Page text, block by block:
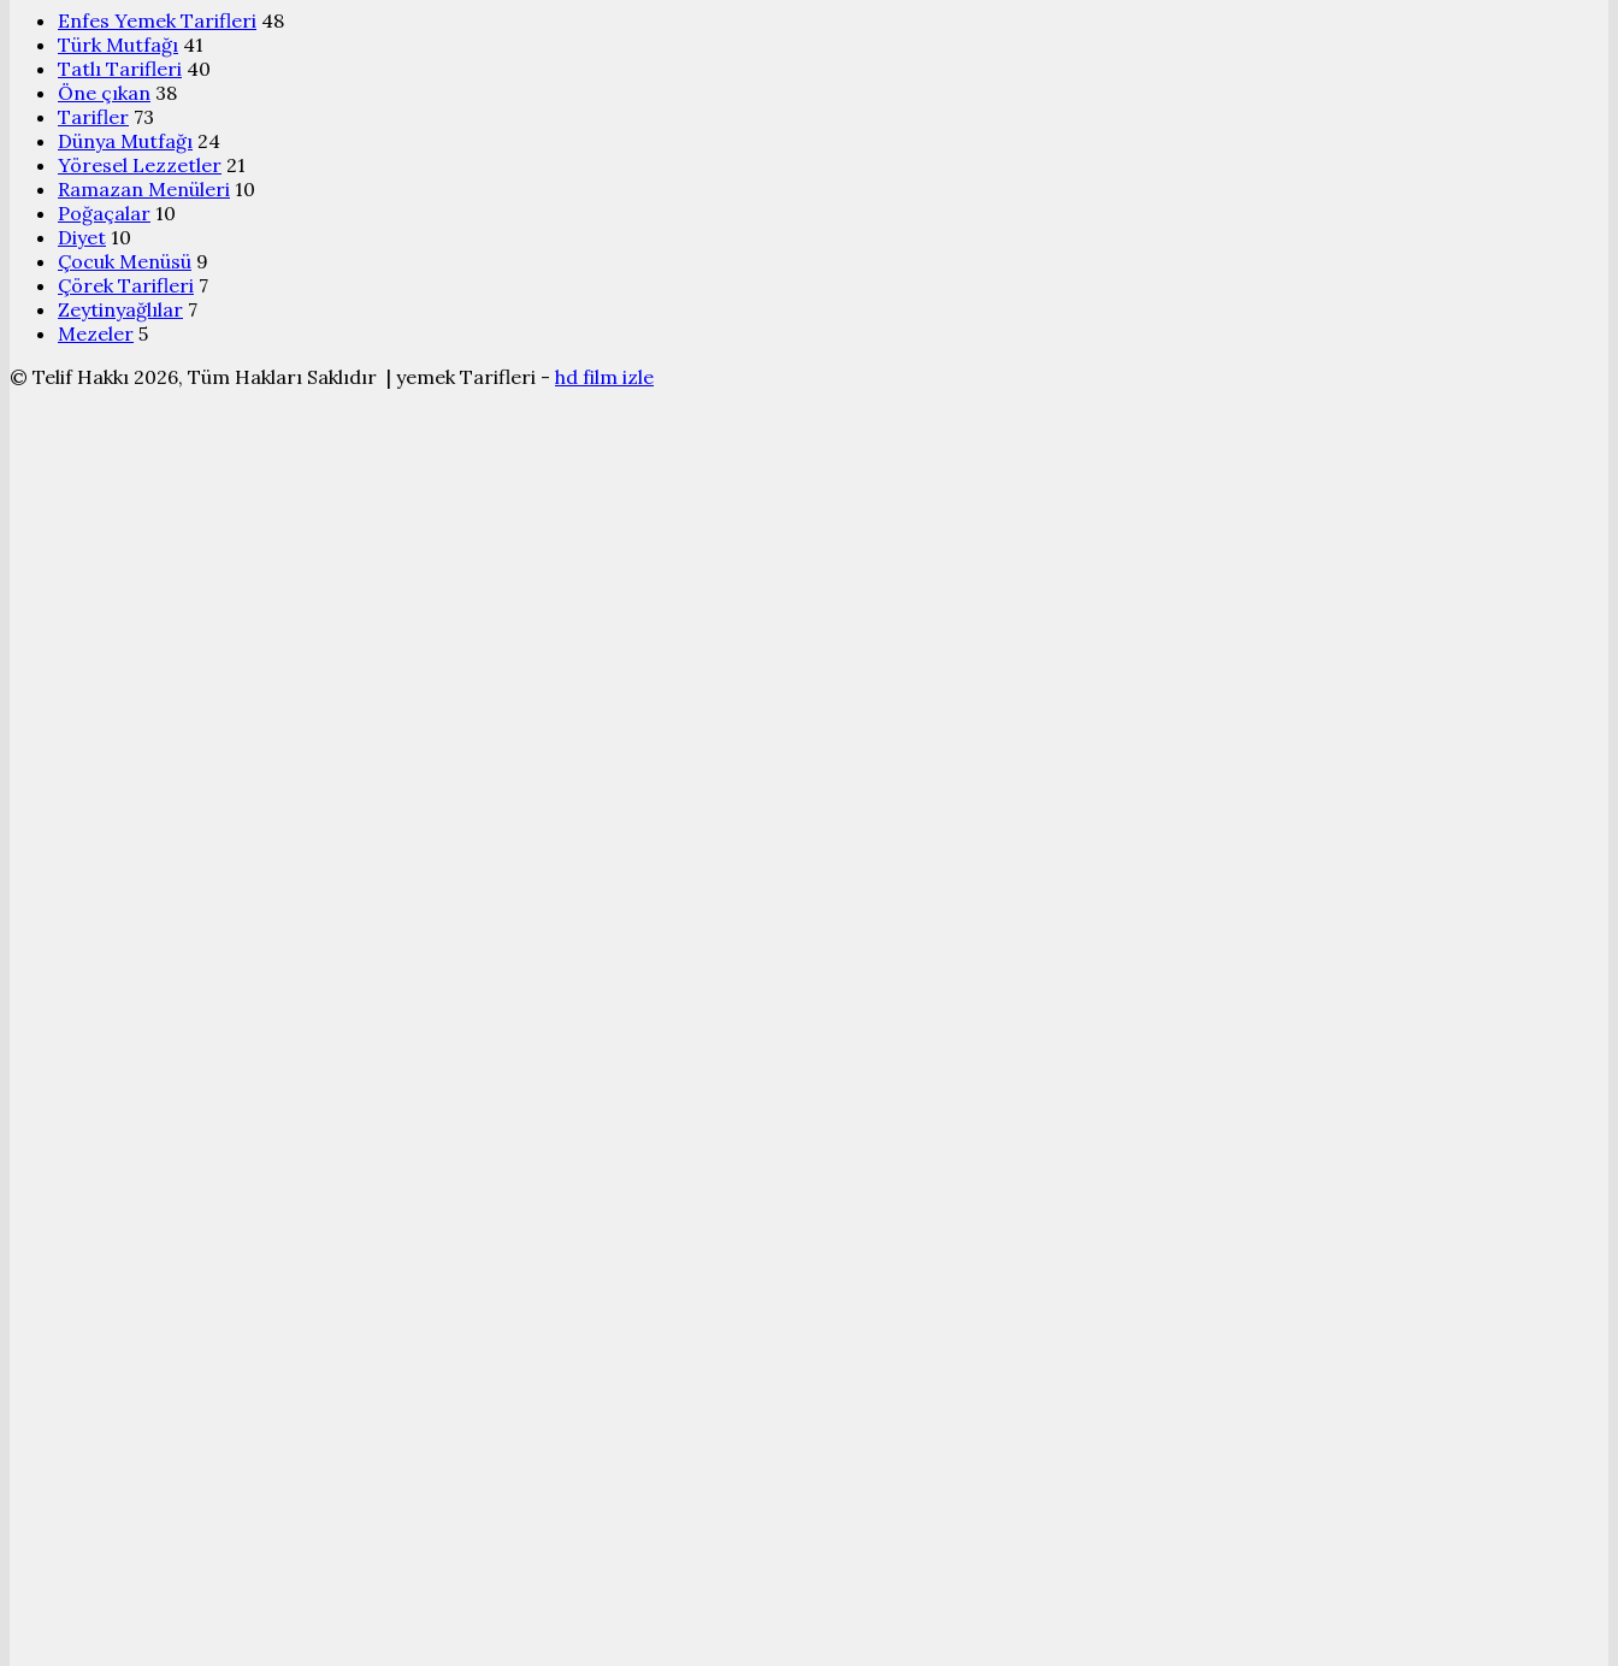
Enfes Yemek Tarifleri 48
Türk Mutfağı 41
Tatlı Tarifleri 40
Öne çıkan 38
Tarifler 73
Dünya Mutfağı 24
Yöresel Lezzetler 21
Ramazan Menüleri 10
Poğaçalar 10
Diyet 10
Çocuk Menüsü 9
Çörek Tarifleri 7
Zeytinyağlılar 7
Mezeler 5
© Telif Hakkı 2026, Tüm Hakları Saklıdır | yemek Tarifleri - hd film izle